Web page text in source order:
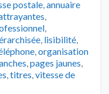
postale,annuaire
,
,
, lisibilité,
,organisation
,pages jaunes,
,titres,vitesse de